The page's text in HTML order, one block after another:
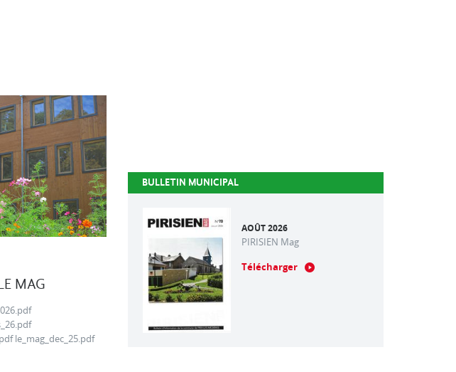
MAG
le_mag_dec_25.pdf
BULLETIN MUNICIPAL
AOÛT 2026
PIRISIEN Mag
Télécharger